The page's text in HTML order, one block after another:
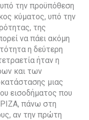
υπό την προϋπόθεση
κύματος, υπό την
της
να πάει ακόμη
η δεύτερη
ήταν η
και των
μιας
εισοδήματος που
πάνω στη
αν την πρώτη